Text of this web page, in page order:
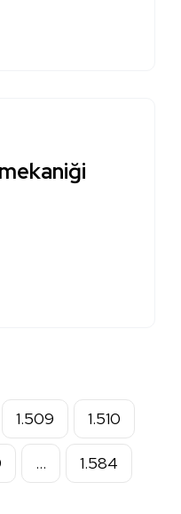
1.509 1.510
… 1.584